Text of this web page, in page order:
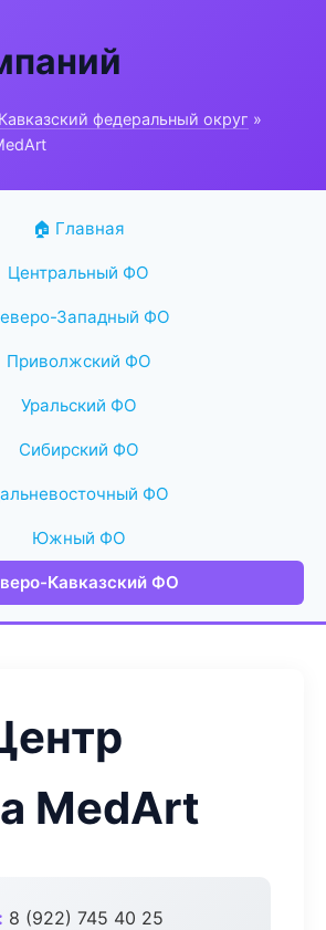
федеральный округ »
🏠 Главная
Центральный ФО
Западный ФО
Приволжский ФО
Уральский ФО
Сибирский ФО
ФО
Южный ФО
Кавказский ФО
MedArt
8 (922) 745 40 25